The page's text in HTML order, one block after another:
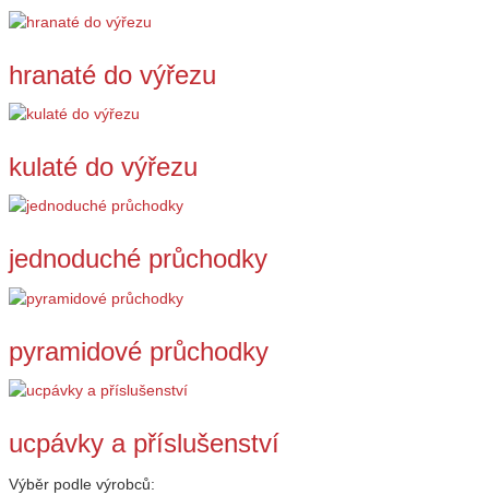
hranaté do výřezu
kulaté do výřezu
jednoduché průchodky
pyramidové průchodky
ucpávky a příslušenství
Výběr podle výrobců: